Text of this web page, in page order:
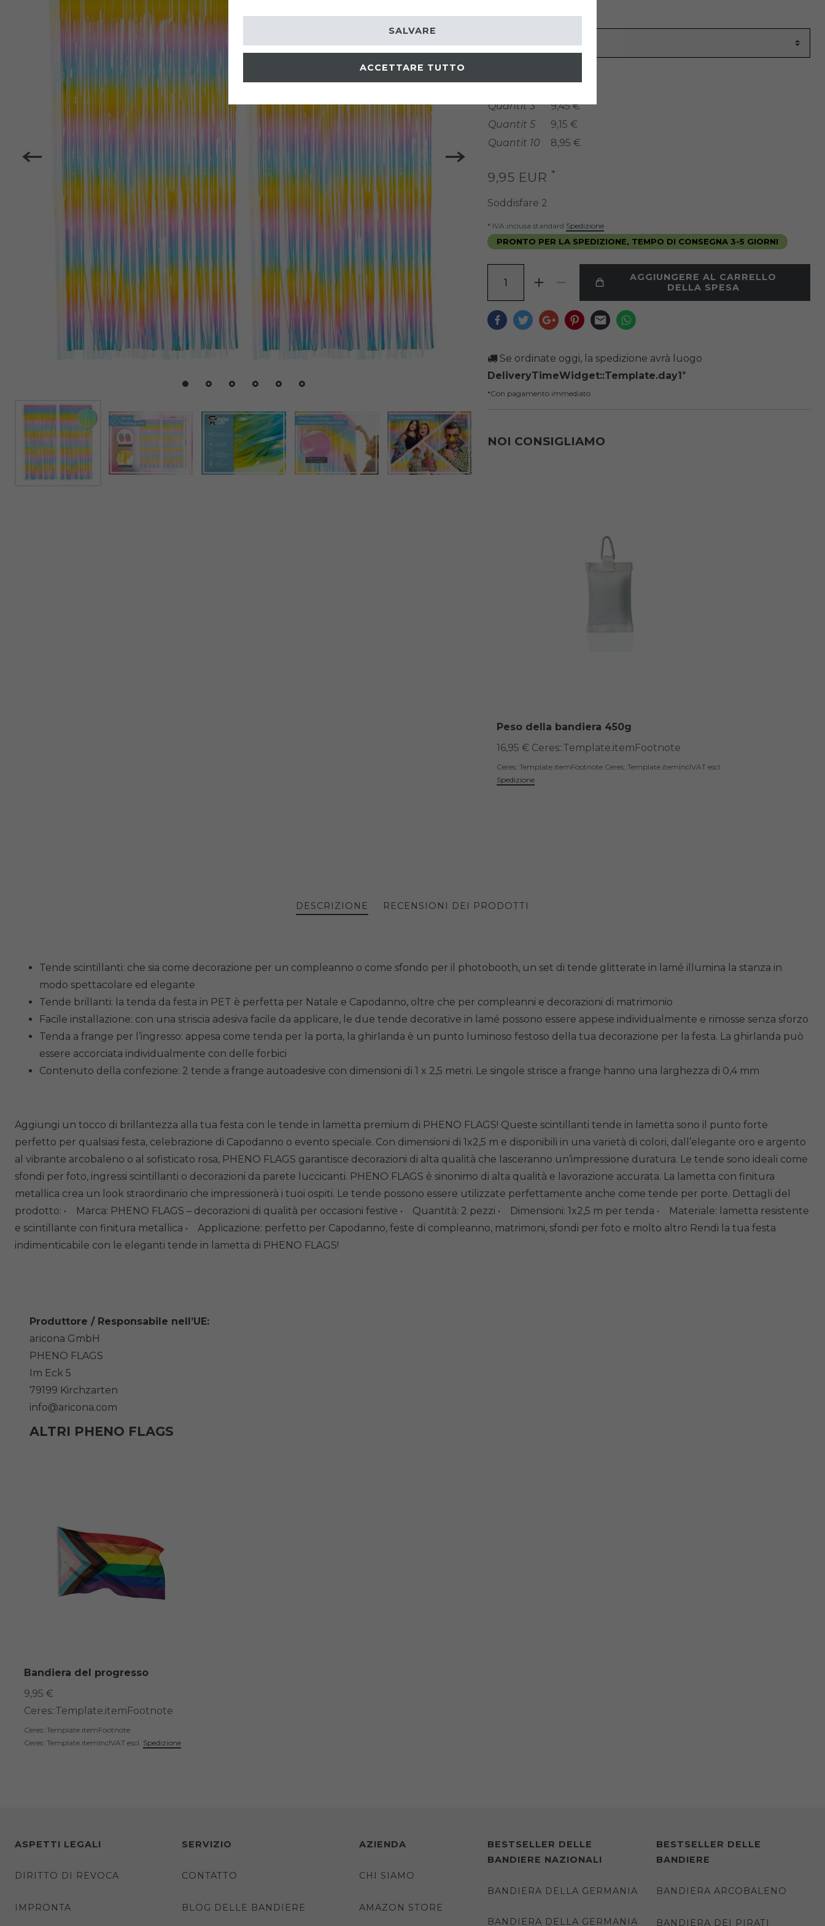
Codice articolo1070
Quantit 3
9,45 €
Quantit 5
9,15 €
Quantit 10
8,95 €
9,95 EUR *
Soddisfare 2
* IVA inclusa standard Spedizione
PRONTO PER LA SPEDIZIONE, TEMPO DI CONSEGNA 3-5 GIORNI
AGGIUNGERE AL CARRELLO
DELLA SPESA
Se ordinate oggi, la spedizione avrà luogo
DeliveryTimeWidget::Template.day1*
*Con pagamento immediato
NOI CONSIGLIAMO
Peso della bandiera 450g
16,95 € Ceres::Template.itemFootnote
Ceres::Template.itemFootnote Ceres::Template.itemInclVAT escl.
Spedizione
DESCRIZIONE RECENSIONI DEI PRODOTTI
Tende scintillanti: che sia come decorazione per un compleanno o come sfondo per il photobooth, un set di tende glitterate in lamé illumina la stanza in
modo spettacolare ed elegante
Tende brillanti: la tenda da festa in PET è perfetta per Natale e Capodanno, oltre che per compleanni e decorazioni di matrimonio
Facile installazione: con una striscia adesiva facile da applicare, le due tende decorative in lamé possono essere appese individualmente e rimosse senza sforzo
Tenda a frange per l’ingresso: appesa come tenda per la porta, la ghirlanda è un punto luminoso festoso della tua decorazione per la festa. La ghirlanda può
essere accorciata individualmente con delle forbici
Contenuto della confezione: 2 tende a frange autoadesive con dimensioni di 1 x 2,5 metri. Le singole strisce a frange hanno una larghezza di 0,4 mm
Aggiungi un tocco di brillantezza alla tua festa con le tende in lametta premium di PHENO FLAGS! Queste scintillanti tende in lametta sono il punto forte
perfetto per qualsiasi festa, celebrazione di Capodanno o evento speciale. Con dimensioni di 1x2,5 m e disponibili in una varietà di colori, dall’elegante oro e argento
al vibrante arcobaleno o al sofisticato rosa, PHENO FLAGS garantisce decorazioni di alta qualità che lasceranno un’impressione duratura. Le tende sono ideali come
sfondi per foto, ingressi scintillanti o decorazioni da parete luccicanti. PHENO FLAGS è sinonimo di alta qualità e lavorazione accurata. La lametta con finitura
metallica crea un look straordinario che impressionerà i tuoi ospiti. Le tende possono essere utilizzate perfettamente anche come tende per porte. Dettagli del
prodotto: • Marca: PHENO FLAGS – decorazioni di qualità per occasioni festive • Quantità: 2 pezzi • Dimensioni: 1x2,5 m per tenda • Materiale: lametta resistente
e scintillante con finitura metallica • Applicazione: perfetto per Capodanno, feste di compleanno, matrimoni, sfondi per foto e molto altro Rendi la tua festa
indimenticabile con le eleganti tende in lametta di PHENO FLAGS!
Produttore / Responsabile nell’UE:
aricona GmbH
PHENO FLAGS
Im Eck 5
79199 Kirchzarten
info@aricona.com
ALTRI PHENO FLAGS
Bandiera del progresso
9,95 €
Ceres::Template.itemFootnote
Ceres::Template.itemFootnote
Ceres::Template.itemInclVAT escl. Spedizione
ASPETTI LEGALI
DIRITTO DI REVOCA
IMPRONTA
SERVIZIO
CONTATTO
BLOG DELLE BANDIERE
AZIENDA
CHI SIAMO
AMAZON STORE
BESTSELLER DELLE
BANDIERE NAZIONALI
BANDIERA DELLA GERMANIA
BANDIERA DELLA GERMANIA
BESTSELLER DELLE
BANDIERE
BANDIERA ARCOBALENO
BANDIERA DEI PIRATI
ACCETTARE TUTTO
SALVARE